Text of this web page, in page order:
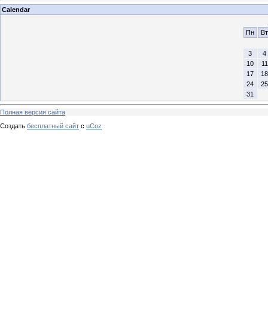
Calendar
Пн
Вт
3
4
10
11
17
18
24
25
31
Полная версия сайта
Создать бесплатный сайт с uCoz